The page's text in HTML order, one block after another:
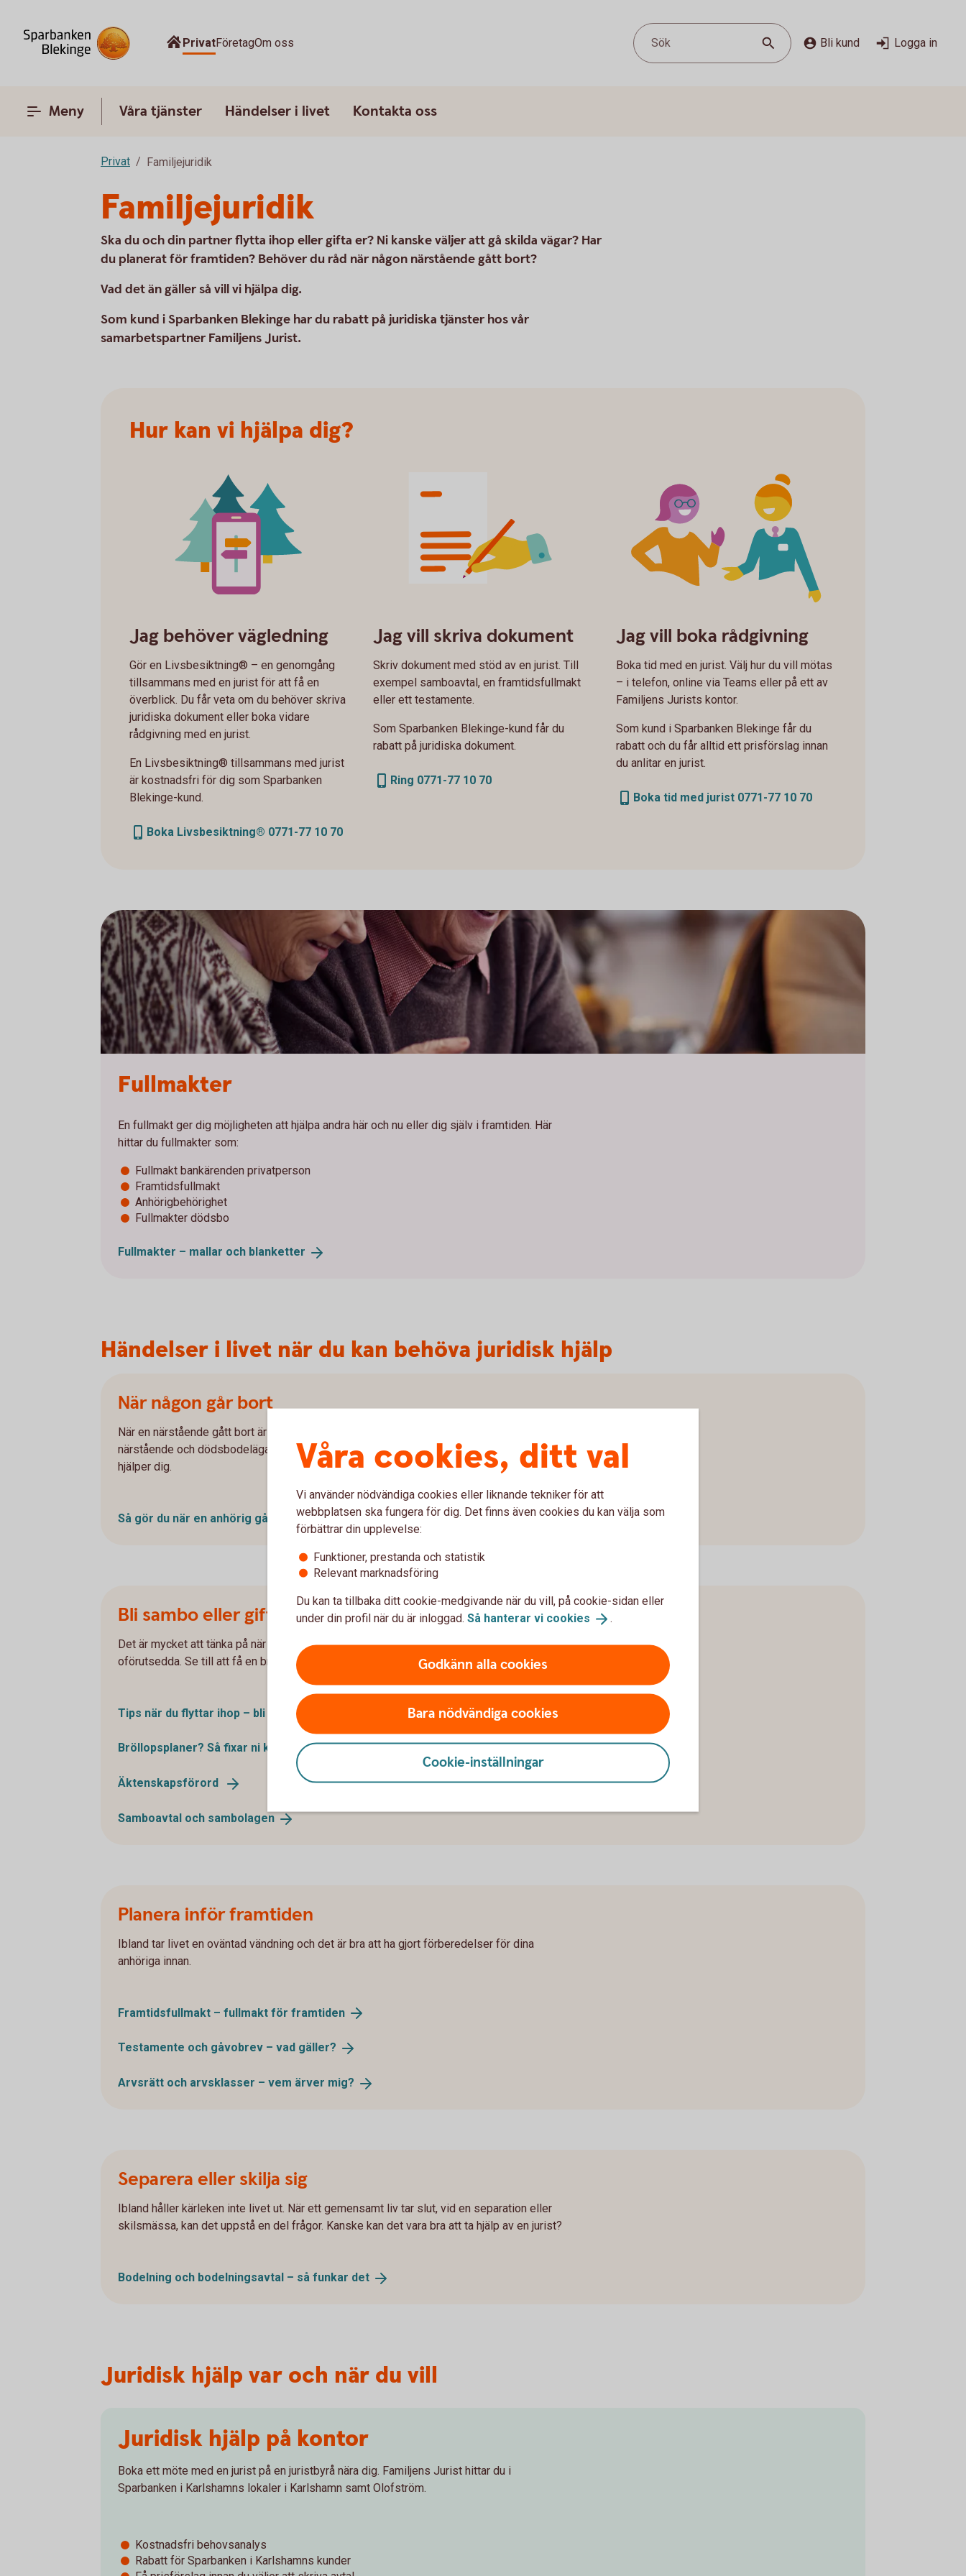
PrivatFöretagOm oss Sök Bli kund Logga in
Meny Våra tjänster Händelser i livet Kontakta oss
Privat Familjejuridik
Familjejuridik
Ska du och din partner flytta ihop eller gifta er? Ni kanske väljer att gå skilda vägar? Har
du planerat för framtiden? Behöver du råd när någon närstående gått bort?
Vad det än gäller så vill vi hjälpa dig.
Som kund i Sparbanken Blekinge har du rabatt på juridiska tjänster hos vår
samarbetspartner Familjens Jurist.
Hur kan vi hjälpa dig?
Jag behöver vägledning
Gör en Livsbesiktning® – en genomgång
tillsammans med en jurist för att få en
överblick. Du får veta om du behöver skriva
juridiska dokument eller boka vidare
rådgivning med en jurist.
En Livsbesiktning® tillsammans med jurist
är kostnadsfri för dig som Sparbanken
Blekinge-kund.
Boka Livsbesiktning® 0771-77 10 70
Jag vill skriva dokument
Skriv dokument med stöd av en jurist. Till
exempel samboavtal, en framtidsfullmakt
eller ett testamente.
Som Sparbanken Blekinge-kund får du
rabatt på juridiska dokument.
Ring 0771-77 10 70
Jag vill boka rådgivning
Boka tid med en jurist. Välj hur du vill mötas
– i telefon, online via Teams eller på ett av
Familjens Jurists kontor.
Som kund i Sparbanken Blekinge får du
rabatt och du får alltid ett prisförslag innan
du anlitar en jurist.
Boka tid med jurist 0771-77 10 70
Fullmakter
En fullmakt ger dig möjligheten att hjälpa andra här och nu eller dig själv i framtiden. Här
hittar du fullmakter som:
Fullmakt bankärenden privatperson
Framtidsfullmakt
Anhörigbehörighet
Fullmakter dödsbo
Fullmakter – mallar och blanketter
Händelser i livet när du kan behöva juridisk hjälp
När någon går bort
När en närstående gått bort är det mycket att ta tag i. Mitt i sorgen ska du som
närstående och dödsbodelägare ta tag i allt det praktiska med den avlidnas ekonomi. Vi
hjälper dig.
Så gör du när en anhörig går bort
Bli sambo eller gifta sig
Det är mycket att tänka på när man blir sambo eller gifter sig. Ibland händer det
oförutsedda. Se till att få en bra start och skapa en trygg framtid tillsammans.
Tips när du flyttar ihop – bli sambo eller
Bröllopsplaner? Så fixar ni kostnaderna
Äktenskapsförord
Samboavtal och sambolagen
Planera inför framtiden
Ibland tar livet en oväntad vändning och det är bra att ha gjort förberedelser för dina
anhöriga innan.
Framtidsfullmakt – fullmakt för framtiden
Testamente och gåvobrev – vad gäller?
Arvsrätt och arvsklasser – vem ärver mig?
Separera eller skilja sig
Ibland håller kärleken inte livet ut. När ett gemensamt liv tar slut, vid en separation eller
skilsmässa, kan det uppstå en del frågor. Kanske kan det vara bra att ta hjälp av en jurist?
Bodelning och bodelningsavtal – så funkar det
Juridisk hjälp var och när du vill
Juridisk hjälp på kontor
Boka ett möte med en jurist på en juristbyrå nära dig. Familjens Jurist hittar du i
Sparbanken i Karlshamns lokaler i Karlshamn samt Olofström.
Kostnadsfri behovsanalys
Rabatt för Sparbanken i Karlshamns kunder
Våra cookies, ditt val
Vi använder nödvändiga cookies eller liknande tekniker för att
webbplatsen ska fungera för dig. Det finns även cookies du kan välja som
förbättrar din upplevelse:
Funktioner, prestanda och statistik
Relevant marknadsföring
Du kan ta tillbaka ditt cookie-medgivande när du vill, på cookie-sidan eller
under din profil när du är inloggad. Så hanterar vi cookies .
Godkänn alla cookies
Bara nödvändiga cookies
Cookie-inställningar